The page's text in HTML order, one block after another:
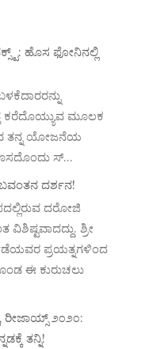
ಹೊಸ ಫೋನಿನಲ್ಲಿ
ಕರೆದೊಯ್ಯುವ ಮೂಲಕ
ತನ್ನ ಯೋಜನೆಯ
ಸ್...
ದರ್ಶನ!
ದರೋಜಿ
ಶ್ರೀ
ಪ್ರಯತ್ನಗಳಿಂದ
ಈ ಕುರುಚಲು
೨೦೨೦:
ತನ್ನಿ!